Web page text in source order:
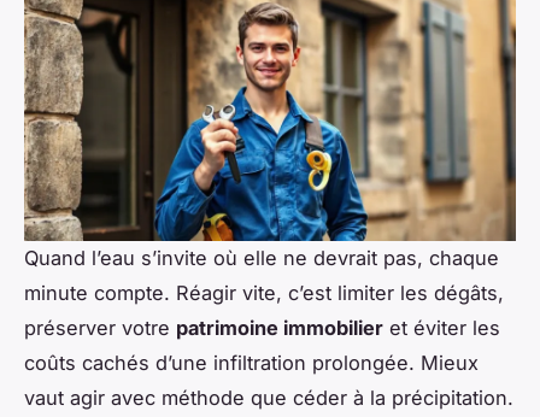
Quand l’eau s’invite où elle ne devrait pas, chaque
minute compte. Réagir vite, c’est limiter les dégâts,
préserver votre patrimoine immobilier et éviter les
coûts cachés d’une infiltration prolongée. Mieux
vaut agir avec méthode que céder à la précipitation.